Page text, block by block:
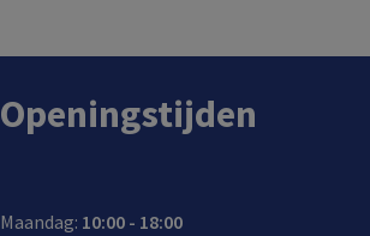
Openingstijden
Maandag: 10:00 - 18:00